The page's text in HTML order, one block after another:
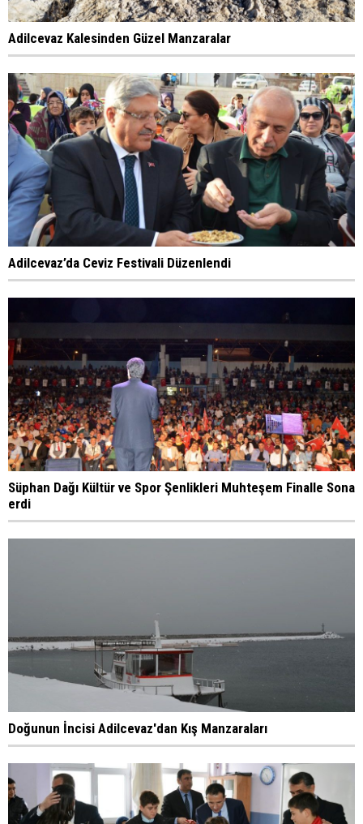
Adilcevaz Kalesinden Güzel Manzaralar
Adilcevaz’da Ceviz Festivali Düzenlendi
Süphan Dağı Kültür ve Spor Şenlikleri Muhteşem Finalle Sona
erdi
Doğunun İncisi Adilcevaz'dan Kış Manzaraları